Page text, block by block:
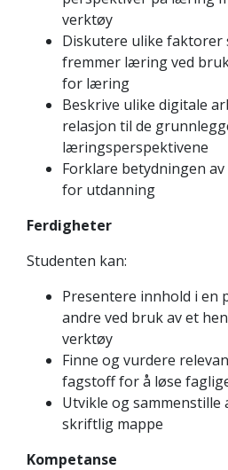
verktøy
Diskutere ulike faktorer
fremmer læring ved
for læring
Beskrive ulike digitale
relasjon til de
læringsperspektivene
Forklare betydningen
for utdanning
Ferdigheter
Studenten kan:
Presentere innhold i en
andre ved bruk av et
verktøy
Finne og vurdere
fagstoff for å løse
Utvikle og sammenstille
skriftlig mappe
Kompetanse